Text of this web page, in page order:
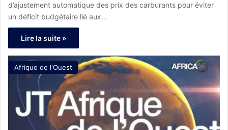
d’ajustement automatique des prix des carburants pour éviter
un déficit budgétaire lié aux…
Lire la suite »
Afrique de l'Ouest